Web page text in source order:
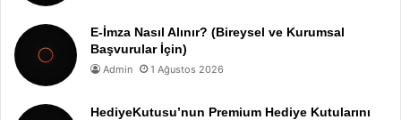
E-İmza Nasıl Alınır? (Bireysel ve Kurumsal
Başvurular İçin)
Admin 1 Ağustos 2026
HediyeKutusu’nun Premium Hediye Kutularını